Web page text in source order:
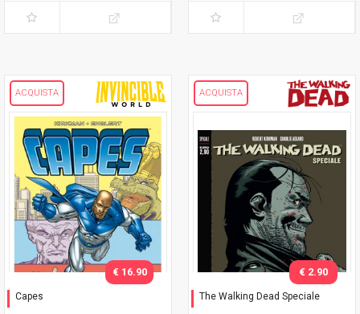
ACQUISTA
Capes
€ 16.90
ACQUISTA
The Walking Dead Speciale
€ 2.90